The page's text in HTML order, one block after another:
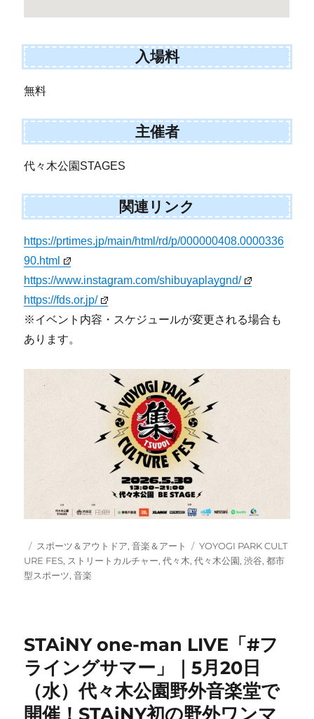
入場料
無料
主催者
代々木公園STAGES
関連リンク
https://prtimes.jp/main/html/rd/p/000000408.0000336
90.html
https://www.instagram.com/shibuyaplaygnd/
https://fds.or.jp/
※イベント内容・スケジュールが変更される場合も
あります。
投
稿
日:
カ
テ
ゴ
スポーツ＆アウトドア,音楽＆アート
タ
グ
YOYOGI PARK CULT
URE FES, ストリートカルチャー,代々木,代々木公園,渋谷,都市
型スポーツ,音楽
STAiNY one-man LIVE「#フ
ライングサマー」｜5月20日
（水）代々木公園野外音楽堂で
開催！STAiNY初の野外ワンマ